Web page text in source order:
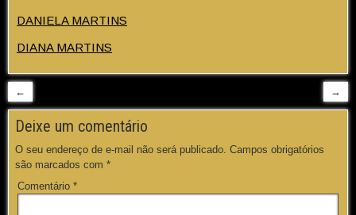
DANIELA MARTINS
DIANA MARTINS
← →
Deixe um comentário
O seu endereço de e-mail não será publicado. Campos obrigatórios
são marcados com *
Comentário *